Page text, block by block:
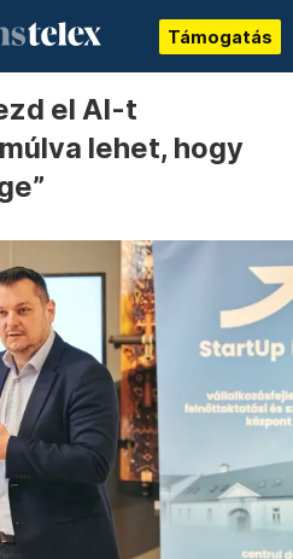
Támogatás
el AI-t
lehet, hogy